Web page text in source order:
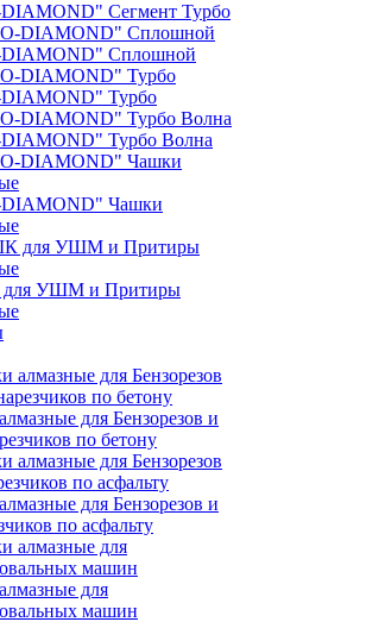
Сегмент Турбо
Сплошной
Турбо
Турбо Волна
Чашки
УШМ и Притиры
для Бензорезов и
по бетону
для Бензорезов и
по асфальту
для
машин